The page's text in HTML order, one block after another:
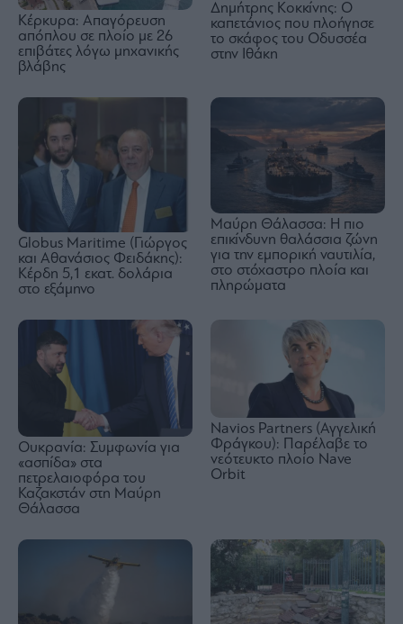
Κέρκυρα: Απαγόρευση
απόπλου σε πλοίο με 26
επιβάτες λόγω μηχανικής
βλάβης
Δημήτρης Κοκκίνης: Ο
καπετάνιος που πλοήγησε
το σκάφος του Οδυσσέα
στην Ιθάκη
Globus Maritime (Γιώργος
και Αθανάσιος Φειδάκης):
Κέρδη 5,1 εκατ. δολάρια
στο εξάμηνο
Μαύρη Θάλασσα: Η πιο
επικίνδυνη θαλάσσια ζώνη
για την εμπορική ναυτιλία,
στο στόχαστρο πλοία και
πληρώματα
Ουκρανία: Συμφωνία για
«ασπίδα» στα
πετρελαιοφόρα του
Καζακστάν στη Μαύρη
Θάλασσα
Navios Partners (Αγγελική
Φράγκου): Παρέλαβε το
νεότευκτο πλοίο Nave
Orbit